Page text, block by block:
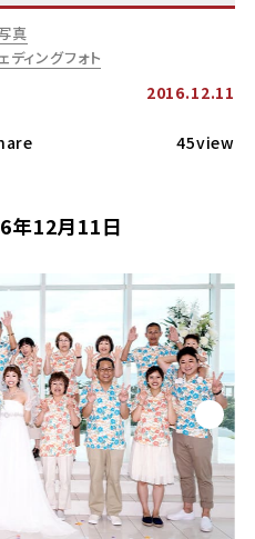
真
ィングフォト
2016.12.11
45view
年12月11日